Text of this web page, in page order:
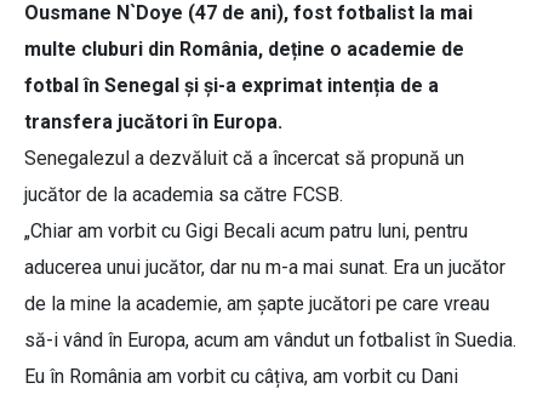
Ousmane N`Doye (47 de ani), fost fotbalist la mai
multe cluburi din România, deține o academie de
fotbal în Senegal și și-a exprimat intenția de a
transfera jucători în Europa.
Senegalezul a dezvăluit că a încercat să propună un
jucător de la academia sa către FCSB.
„Chiar am vorbit cu Gigi Becali acum patru luni, pentru
aducerea unui jucător, dar nu m-a mai sunat. Era un jucător
de la mine la academie, am șapte jucători pe care vreau
să-i vând în Europa, acum am vândut un fotbalist în Suedia.
Eu în România am vorbit cu câțiva, am vorbit cu Dani